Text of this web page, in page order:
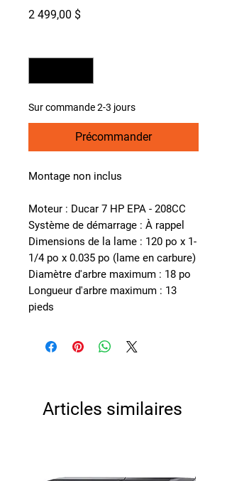
2 499,00 $Prix
Sur commande 2-3 jours
Précommander
Montage non inclus
Moteur : Ducar 7 HP EPA - 208CC
Système de démarrage : À rappel
Dimensions de la lame : 120 po x 1-
1/4 po x 0.035 po (lame en carbure)
Diamètre d'arbre maximum : 18 po
Longueur d'arbre maximum : 13
pieds
Articles similaires